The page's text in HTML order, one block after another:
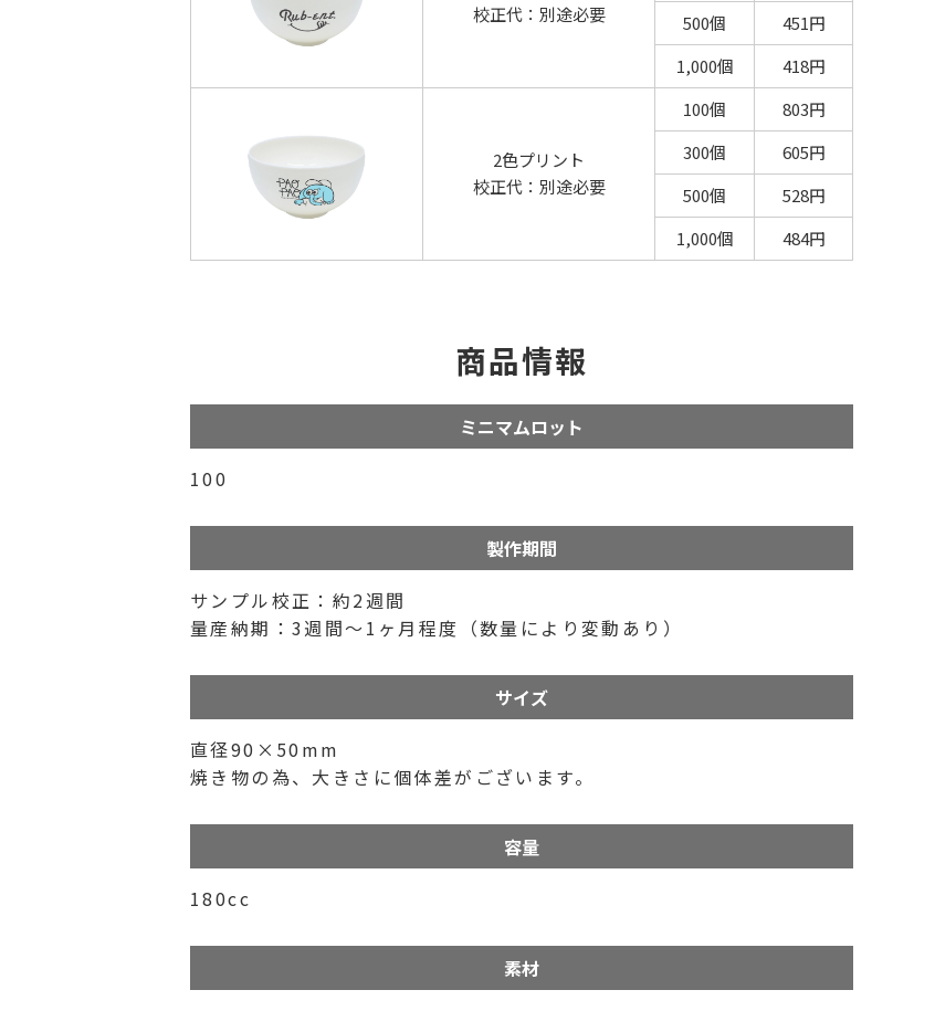
校正代：別途必要
500個
451円
1,000個
418円
2色プリント
校正代：別途必要
100個
803円
300個
605円
500個
528円
1,000個
484円
商品情報
ミニマムロット
100
製作期間
サンプル校正：約2週間
量産納期：3週間〜1ヶ月程度（数量により変動あり）
サイズ
直径90×50mm
焼き物の為、大きさに個体差がございます。
容量
180cc
素材